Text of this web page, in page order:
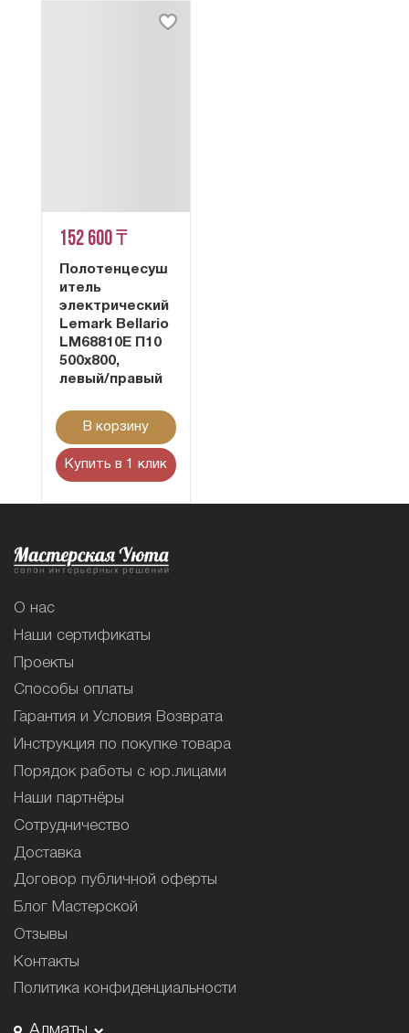
152 600 ₸
Полотенцесуш
итель
электрический
Lemark Bellario
LM68810E П10
500x800,
левый/правый
В корзину
Купить в 1 клик
О нас
Наши сертификаты
Проекты
Способы оплаты
Гарантия и Условия Возврата
Инструкция по покупке товара
Порядок работы с юр.лицами
Наши партнёры
Сотрудничество
Доставка
Договор публичной оферты
Блог Мастерской
Отзывы
Контакты
Политика конфиденциальности